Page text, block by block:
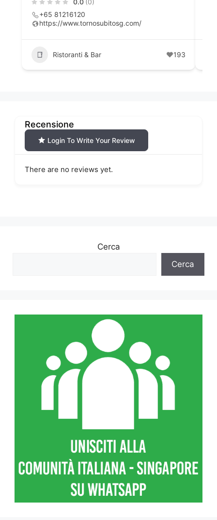
0.0 (0)
+65 81216120
https://www.tornosubitosg.com/
Ristoranti & Bar 193
Recensione
Login To Write Your Review
There are no reviews yet.
Cerca
Cerca